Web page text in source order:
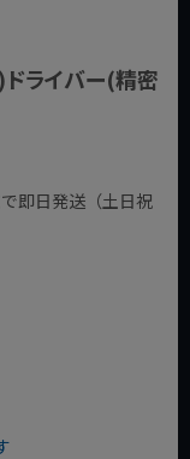
ライバー(精密
即日発送（土日祝